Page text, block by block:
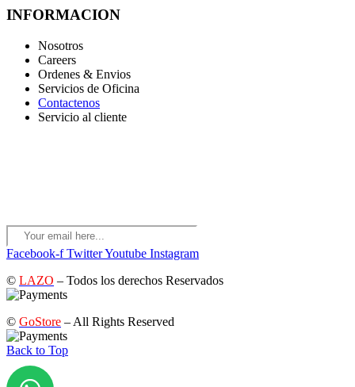
INFORMACION
Nosotros
Careers
Ordenes & Envios
Servicios de Oficina
Contactenos
Servicio al cliente
Facebook-f TwitterYoutube Instagram
© LAZO – Todos los derechos Reservados
© GoStore – All Rights Reserved
Back to Top